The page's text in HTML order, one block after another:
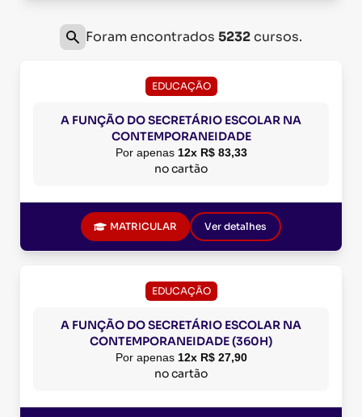
Foram encontrados 5232cursos.
EDUCAÇÃO
A FUNÇÃO DO SECRETÁRIO ESCOLAR NA
CONTEMPORANEIDADE
Por apenas 12x R$ 83,33
no cartão
MATRICULAR Ver detalhes
EDUCAÇÃO
A FUNÇÃO DO SECRETÁRIO ESCOLAR NA
CONTEMPORANEIDADE (360H)
Por apenas 12x R$ 27,90
no cartão